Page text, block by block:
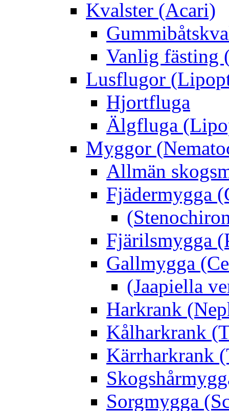
Kvalster (Acari)
Vanlig fästing
Lusflugor
Hjortfluga
Älgfluga
Myggor
Allmän
Fjädermygga
Fjärilsmygga
Gallmygga
(Jaapiella
Harkrank
Kålharkrank
Kärrharkrank
Sorgmygga